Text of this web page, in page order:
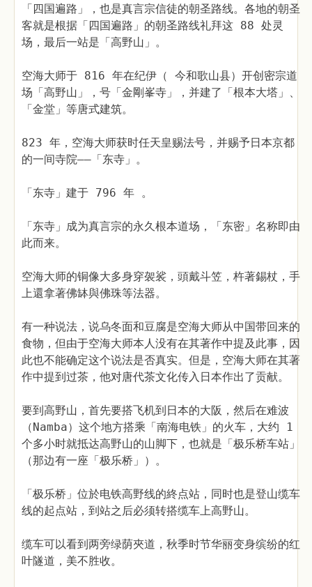
「四国遍路」，也是真言宗信徒的朝圣路线。各地的朝圣
客就是根据「四国遍路」的朝圣路线礼拜这 88 处灵
场，最后一站是「高野山」。
空海大师于 816 年在纪伊（ 今和歌山县）开创密宗道
场「高野山」，号「金剛峯寺」，并建了「根本大塔」、
「金堂」等唐式建筑。
823 年，空海大师获时任天皇赐法号，并赐予日本京都
的一间寺院——「东寺」。
「东寺」建于 796 年 。
「东寺」成为真言宗的永久根本道场，「东密」名称即由
此而来。
空海大师的铜像大多身穿袈裟，頭戴斗笠，杵著錫杖，手
上還拿著佛缽與佛珠等法器。
有一种说法，说乌冬面和豆腐是空海大师从中国带回来的
食物，但由于空海大师本人没有在其著作中提及此事，因
此也不能确定这个说法是否真实。但是，空海大师在其著
作中提到过茶，他对唐代茶文化传入日本作出了贡献。
要到高野山，首先要搭飞机到日本的大阪，然后在难波
（Namba）这个地方搭乘「南海电铁」的火车，大约 1
个多小时就抵达高野山的山脚下，也就是「极乐桥车站」
（那边有一座「极乐桥」）。
「极乐桥」位於电铁高野线的終点站，同时也是登山缆车
线的起点站，到站之后必须转搭缆车上高野山。
缆车可以看到两旁绿荫夾道，秋季时节华丽变身缤纷的红
叶隧道，美不胜收。